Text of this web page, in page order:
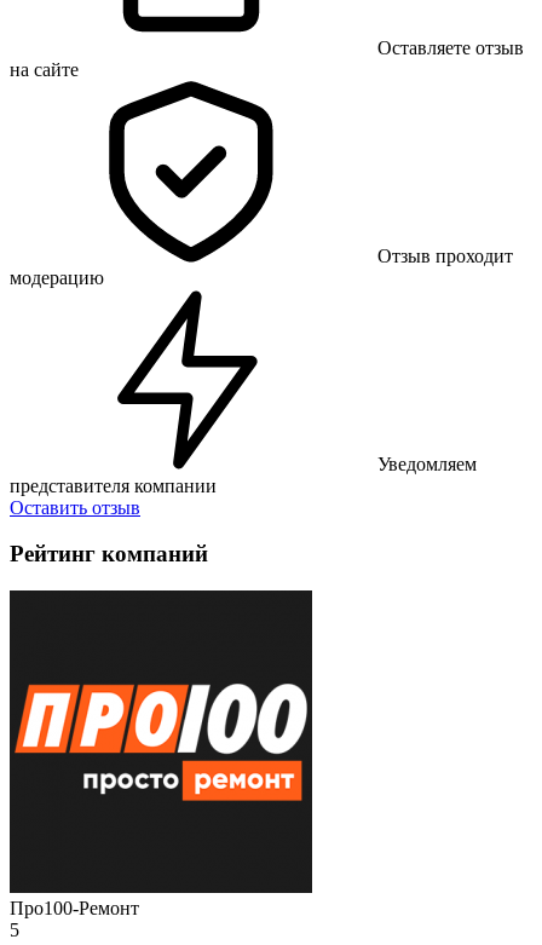
Оставляете отзыв
на сайте
Отзыв проходит
модерацию
Уведомляем
представителя компании
Оставить отзыв
Рейтинг компаний
Про100-Ремонт
5